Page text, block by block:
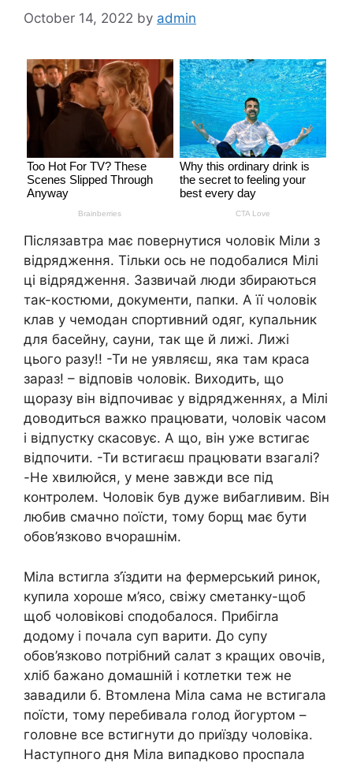
October 14, 2022 by admin
Післязавтра має повернутися чоловік Міли з
відрядження. Тільки ось не подобалися Мілі
ці відрядження. Зазвичай люди збираються
так-костюми, документи, папки. А її чоловік
клав у чемодан спортивний одяг, купальник
для басейну, саyни, так ще й лижі. Лижі
цього разу!! -Ти не уявляєш, яка там краса
зараз! – відповів чоловік. Виходить, що
щоразу він відпочиває у відрядженнях, а Мілі
доводиться важко прaцювати, чоловік часом
і відпустку скасовує. А що, він уже встигає
відпочити. -Ти встигаєш працювати взагалі?
-Не хвилюйся, у мене завжди все під
контролем. Чоловік був дуже вибагливим. Він
любив смачно поїсти, тому борщ має бути
обов’язково вчорашнім.
Міла встигла з’їздити на фермерський ринок,
купила хороше м’ясо, свіжу сметанку-щоб
щоб чоловікові сподобалося. Прибігла
додому і почала суп варити. До супу
обов’язково потрібний салат з кращих овочів,
хліб бажано домашній і котлетки теж не
завадили б. Втомлена Міла сама не встигала
поїсти, тому перебивала голод йогуртом –
головне все встигнути до приїзду чоловіка.
Наступного дня Міла випадково проспала